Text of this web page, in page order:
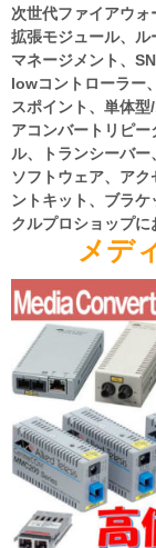
次世代ファイアウォ
拡張モジュール、
マネージメント、
lowコントローラー
スポイント、単体
アコンバートリピ
ル、トランシーバー
ソフトウェア、ア
ントキット、ブラ
クルプロショップに
メデ